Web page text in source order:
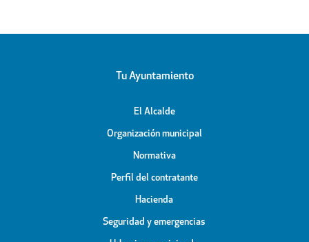
Tu Ayuntamiento
El Alcalde
Organización municipal
Normativa
Perfil del contratante
Hacienda
Seguridad y emergencias